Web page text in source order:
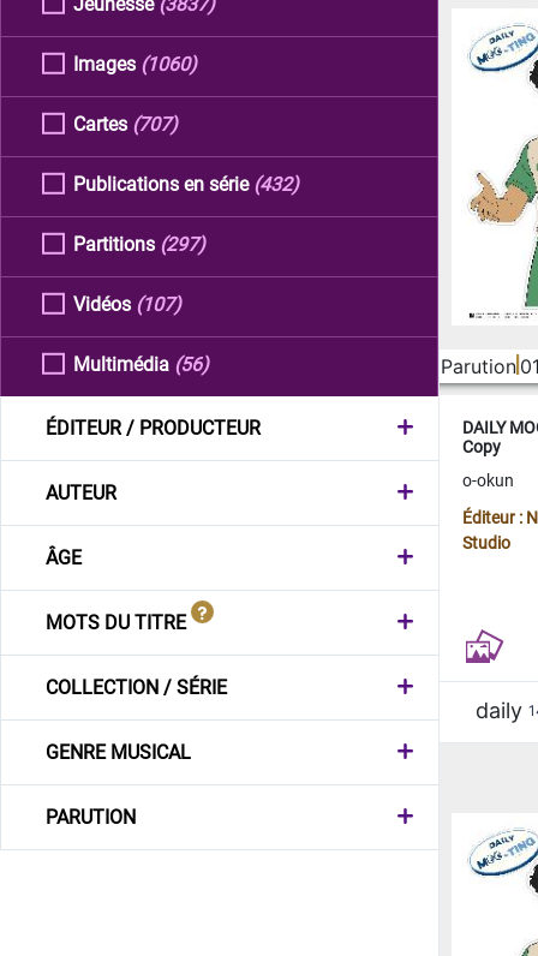
Images (1060)
Cartes (707)
Publications en série (432)
Partitions (297)
Vidéos (107)
Multimédia (56)
ÉDITEUR / PRODUCTEUR
AUTEUR
ÂGE
MOTS DU TITRE
COLLECTION / SÉRIE
GENRE MUSICAL
PARUTION
Parution
DAILY
Copy
o-okun
Éditeur :
Studio
daily